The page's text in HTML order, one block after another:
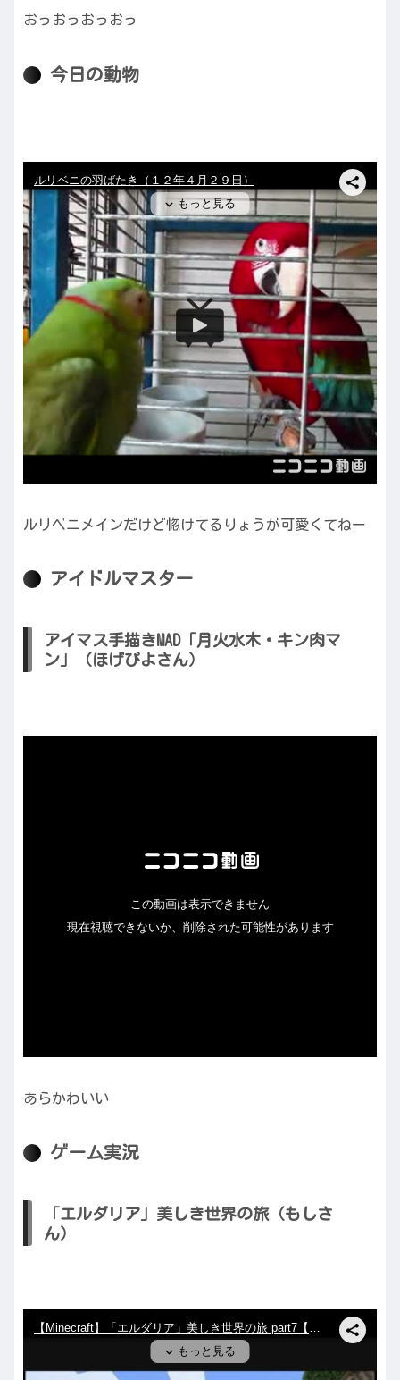
おっおっおっおっ
今日の動物
ルリベニメインだけど惚けてるりょうが可愛くてねー
アイドルマスター
アイマス手描きMAD「月火水木・キン肉マ
ン」（ほげぴよさん）
あらかわいい
ゲーム実況
「エルダリア」美しき世界の旅（もしさ
ん）